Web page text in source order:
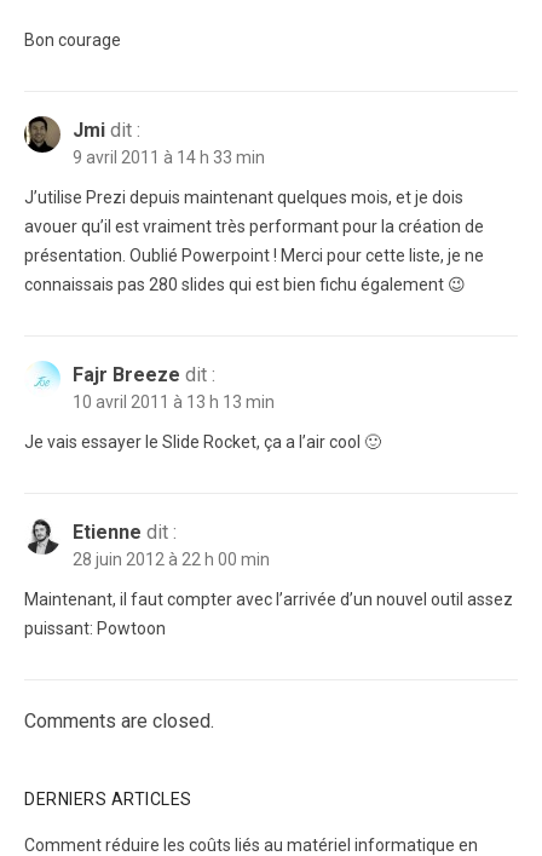
Bon courage
Jmi dit :
9 avril 2011 à 14 h 33 min
J’utilise Prezi depuis maintenant quelques mois, et je dois
avouer qu’il est vraiment très performant pour la création de
présentation. Oublié Powerpoint ! Merci pour cette liste, je ne
connaissais pas 280 slides qui est bien fichu également 😉
Fajr Breeze dit :
10 avril 2011 à 13 h 13 min
Je vais essayer le Slide Rocket, ça a l’air cool 🙂
Etienne dit :
28 juin 2012 à 22 h 00 min
Maintenant, il faut compter avec l’arrivée d’un nouvel outil assez
puissant: Powtoon
Comments are closed.
DERNIERS ARTICLES
Comment réduire les coûts liés au matériel informatique en